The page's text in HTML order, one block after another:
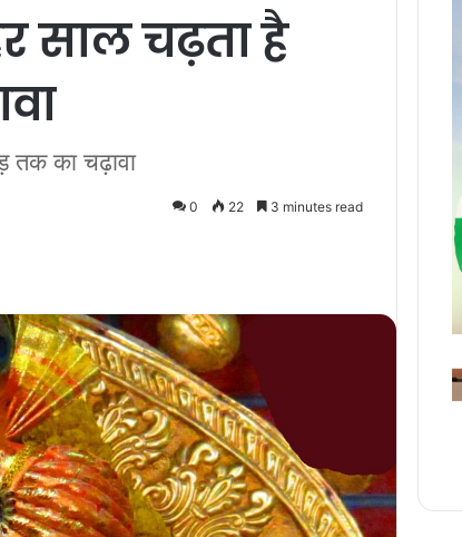
साल चढ़ता है
तक का चढ़ावा
0 22 3 minutes read